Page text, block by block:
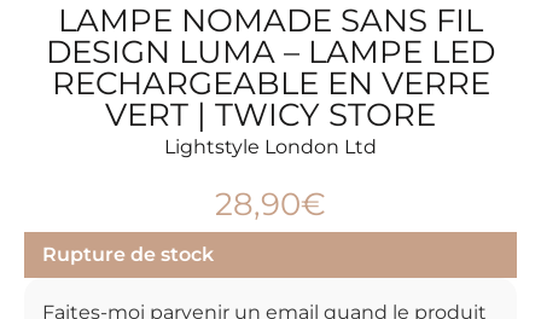
LAMPE NOMADE SANS FIL
DESIGN LUMA – LAMPE LED
RECHARGEABLE EN VERRE
VERT | TWICY STORE
Lightstyle London Ltd
28,90€
Rupture de stock
Faites-moi parvenir un email quand le produit